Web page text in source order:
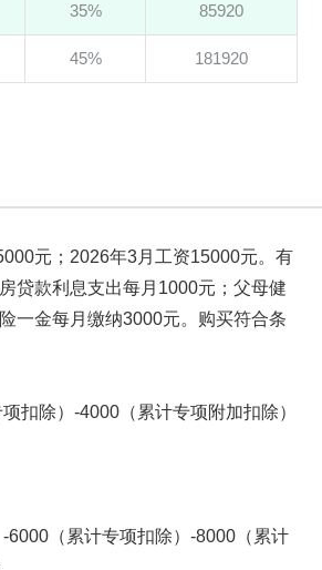
35% 85920
45% 181920
元；2026年3月工资15000元。有
贷款利息支出每月1000元；父母健
一金每月缴纳3000元。购买符合条
扣除）-4000（累计专项附加扣除）
（累计专项扣除）-8000（累计